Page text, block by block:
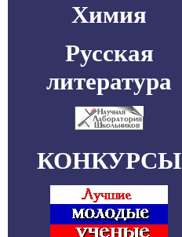
Химия
Русская
литература
КОНКУРСЫ